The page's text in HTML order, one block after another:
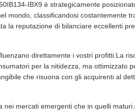
IBX9 è strategicamente
mondo, classificandosi costantemente
la reputazione di bilanciare eccellenti
direttamente i vostri profitti.La
per la nitidezza, ma
che risuona con gli acquirenti al
mercati emergenti che in quelli